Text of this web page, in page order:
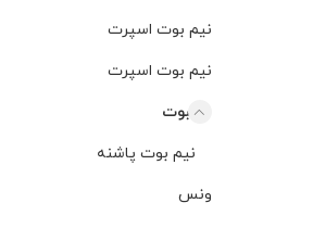
نیم بوت اسپرت
نیم بوت اسپرت
نیمبوت
نیم بوت پاشنه
ونس